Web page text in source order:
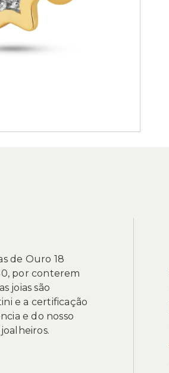
de Ouro 18
por conterem
joias são
e a certificação
e do nosso